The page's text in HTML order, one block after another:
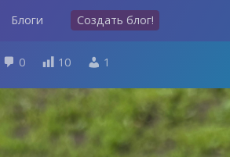
Блоги Создать блог!
 0  10  1